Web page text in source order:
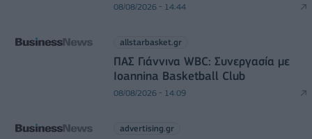
08/08/2026 - 14:44
allstarbasket.gr
ΠΑΣ Γιάννινα WBC: Συνεργασία με
Ioannina Basketball Club
08/08/2026 - 14:09
advertising.gr